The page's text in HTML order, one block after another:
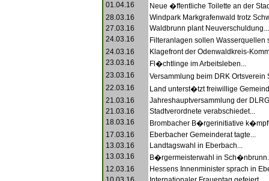
01.04.16
Neue �ffentliche Toilette an der
28.03.16
Windpark Markgrafenwald trotz
27.03.16
Waldbrunn plant Neuverschuldung...
24.03.16
Filteranlagen sollen Wasserquellen
24.03.16
Klagefront der Odenwaldkreis-
23.03.16
Fl�chtlinge im Arbeitsleben...
23.03.16
Versammlung beim DRK
22.03.16
Land unterst�tzt freiwillige
21.03.16
Jahreshauptversammlung der
21.03.16
Stadtverordnete verabschiedet...
18.03.16
Brombacher B�rgerinitiative
17.03.16
Eberbacher Gemeinderat tagte...
13.03.16
Landtagswahl in Eberbach...
13.03.16
B�rgermeisterwahl in
12.03.16
Hessens Innenminister sprach in